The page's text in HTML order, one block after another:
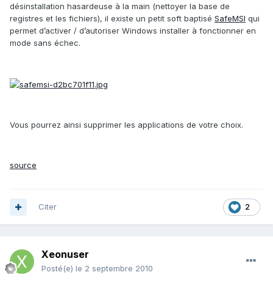
désinstallation hasardeuse à la main (nettoyer la base de
registres et les fichiers), il existe un petit soft baptisé SafeMSI qui
permet d’activer / d’autoriser Windows installer à fonctionner en
mode sans échec.
Vous pourrez ainsi supprimer les applications de votre choix.
source
2
Citer
Xeonuser
Posté(e) le 2 septembre 2010